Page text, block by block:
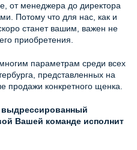
от менеджера до директора
Потому что для нас, как и
станет вашим, важен не
приобретения.
параметрам среди всех
представленных на
продажи конкретного щенка.
Вашей команде исполнит